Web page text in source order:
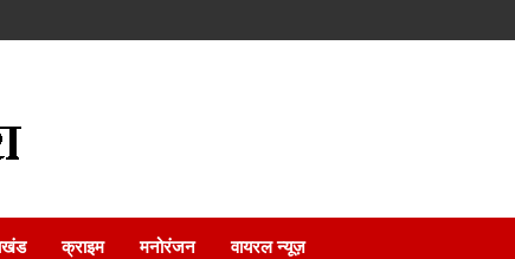
क्राइम मनोरंजन वायरल न्यूज़